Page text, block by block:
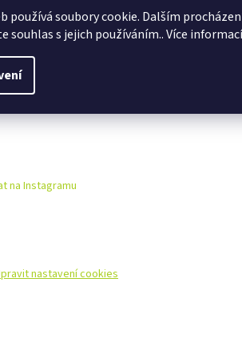
používá soubory cookie. Dalším
souhlas s jejich používáním.. Více
na Instagramu
nastavení cookies